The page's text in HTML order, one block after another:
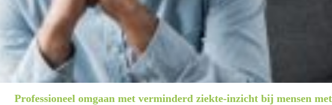
Professioneel omgaan met verminderd ziekte-inzicht bij mensen